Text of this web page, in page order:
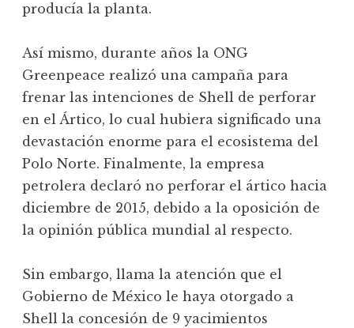
producía la planta.
Así mismo, durante años la ONG
Greenpeace realizó una campaña para
frenar las intenciones de Shell de perforar
en el Ártico, lo cual hubiera significado una
devastación enorme para el ecosistema del
Polo Norte. Finalmente, la empresa
petrolera declaró no perforar el ártico hacia
diciembre de 2015, debido a la oposición de
la opinión pública mundial al respecto.
Sin embargo, llama la atención que el
Gobierno de México le haya otorgado a
Shell la concesión de 9 yacimientos